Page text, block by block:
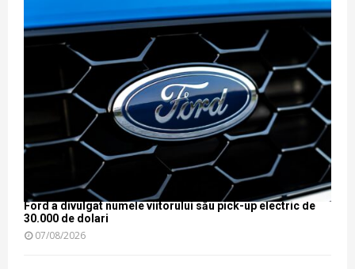
Ford a divulgat numele viitorului său pick-up electric de
30.000 de dolari
07/08/2026